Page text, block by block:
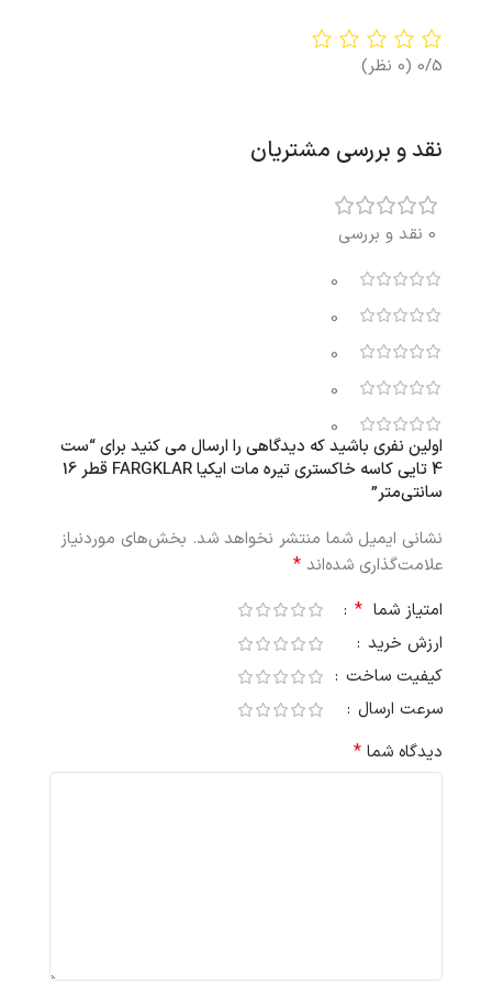
0/5 (0 نظر)
نقد و بررسی مشتریان
0 نقد و بررسی
0
0
0
0
0
اولین نفری باشید که دیدگاهی را ارسال می کنید برای “ست
4 تایی کاسه خاکستری تیره مات ایکیا FARGKLAR قطر 16
سانتی‌متر”
نشانی ایمیل شما منتشر نخواهد شد. بخش‌های موردنیاز
علامت‌گذاری شده‌اند *
امتیاز شما *
ارزش خرید
کیفیت ساخت
سرعت ارسال
دیدگاه شما *